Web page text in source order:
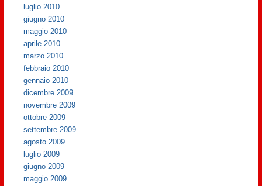
luglio 2010
giugno 2010
maggio 2010
aprile 2010
marzo 2010
febbraio 2010
gennaio 2010
dicembre 2009
novembre 2009
ottobre 2009
settembre 2009
agosto 2009
luglio 2009
giugno 2009
maggio 2009